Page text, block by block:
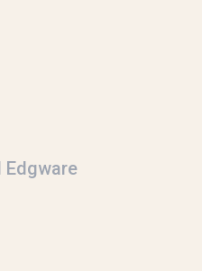
Edgware